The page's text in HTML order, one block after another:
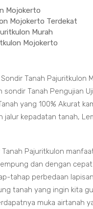
Mojokerto
Mojokerto Terdekat
Murah
Mojokerto
Tanah
Tanah Pengujian
yang 100% Akurat
jalur kepadatan tanah,
Pajuritkulon
dan dengan
tahap perbedaan
tanah yang ingin kita
muka airtanah